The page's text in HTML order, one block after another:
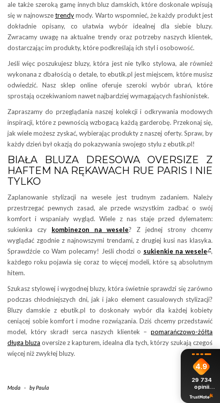
ale także szeroką gamę innych bluz damskich, które doskonale wpisują
się w najnowszetrendymody. Warto wspomnieć, że każdy produkt jest
dokładnie opisany, co ułatwia wybór idealnej dla siebie bluzy.
Zwracamy uwagę na aktualne trendy oraz potrzeby naszych klientek,
dostarczając im produkty, które podkreślają ich styl i osobowość.
Jeśli więc poszukujesz bluzy, która jest nie tylko stylowa, ale również
wykonana z dbałością o detale, to ebutik.pl jest miejscem, które musisz
odwiedzić. Nasz sklep online oferuje szeroki wybór ubrań, które
sprostają oczekiwaniom nawet najbardziej wymagających fashionistek.
Zapraszamy do przeglądania naszej kolekcji i odkrywania modowych
inspiracji, które z pewnością wzbogacą każdą garderobę. Przekonaj się,
jak wiele możesz zyskać, wybierając produkty z naszej oferty. Spraw, by
każdy dzień był okazją do pokazywania swojego stylu z ebutik.pl!
BIAŁA BLUZA DRESOWA OVERSIZE Z
HAFTEM NA RĘKAWACH RUE PARIS I NIE
TYLKO
Zaplanowanie stylizacji na wesele jest trudnym zadaniem. Należy
przestrzegać pewnych zasad, ale przede wszystkim zadbać o swój
komfort i wspaniały wygląd. Wiele z nas staje przed dylematem:
sukienka czy kombinezon na wesele? Z jednej strony chcemy
wyglądać zgodnie z najnowszymi trendami, z drugiej kusi nas klasyka.
Sprawdźcie co Wam polecamy! Jeśli chodzi o sukienkie na wesele ,
każdego roku pojawia się coraz to więcej modeli, które są absolutnym
hitem.
Szukasz stylowej i wygodnej bluzy, która świetnie sprawdzi się zarówno
podczas chłodniejszych dni, jak i jako element casualowych stylizacji?
Bluzy damskie z ebutik.pl to doskonały wybór dla każdej kobiety
ceniącej sobie komfort i modne rozwiązania. Dziś chcemy przedstawić
model, który skradł serca naszych klientek – pomarańczowo-żółta
długa bluza oversize z kapturem, idealna dla tych, którzy szukają czegoś
więcej niż zwykłej bluzy.
Moda - byPaula
4.9
29 734
opinii
z całego
okresu